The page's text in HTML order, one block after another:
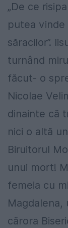
„De ce
putea vinde
săracilor”.
turnând
făcut- o
Nicolae
dinainte că
nici o altă
Biruitorul
unui mort!
femeia cu
cărora